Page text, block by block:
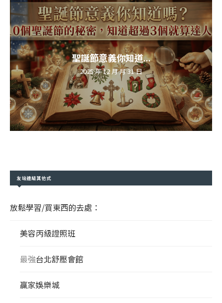
聖誕節意義你知道...
2025 年 12 月 月 31 日
友站連結其他式
放鬆學習/買東西的去處：
美容丙級證照班
最強台北舒壓會館
贏家娛樂城